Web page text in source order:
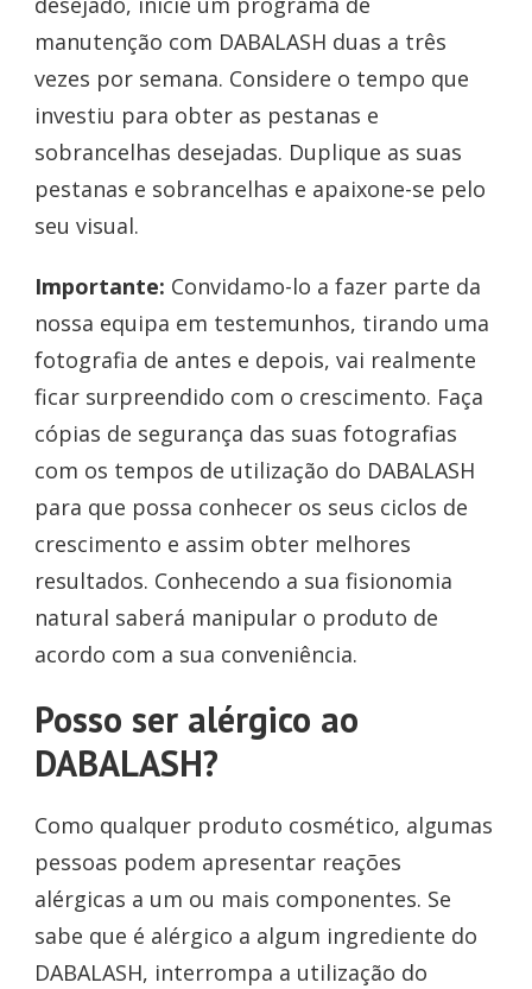
manutenção com DABALASH duas a três
vezes por semana. Considere o tempo que
investiu para obter as pestanas e
sobrancelhas desejadas. Duplique as suas
pestanas e sobrancelhas e apaixone-se pelo
seu visual.
Importante: Convidamo-lo a fazer parte da
nossa equipa em testemunhos, tirando uma
fotografia de antes e depois, vai realmente
ficar surpreendido com o crescimento. Faça
cópias de segurança das suas fotografias
com os tempos de utilização do DABALASH
para que possa conhecer os seus ciclos de
crescimento e assim obter melhores
resultados. Conhecendo a sua fisionomia
natural saberá manipular o produto de
acordo com a sua conveniência.
Posso ser alérgico ao
DABALASH?
Como qualquer produto cosmético, algumas
pessoas podem apresentar reações
alérgicas a um ou mais componentes. Se
sabe que é alérgico a algum ingrediente do
DABALASH, interrompa a utilização do